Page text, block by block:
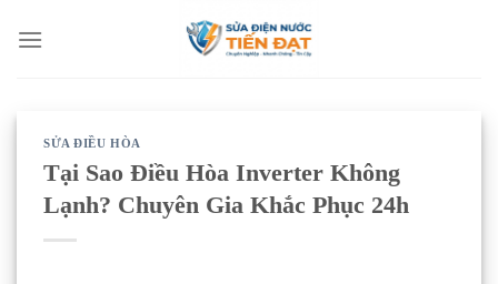
qua
SỬA ĐIỀU HÒA
Tại Sao Điều Hòa Inverter Không
Lạnh? Chuyên Gia Khắc Phục 24h